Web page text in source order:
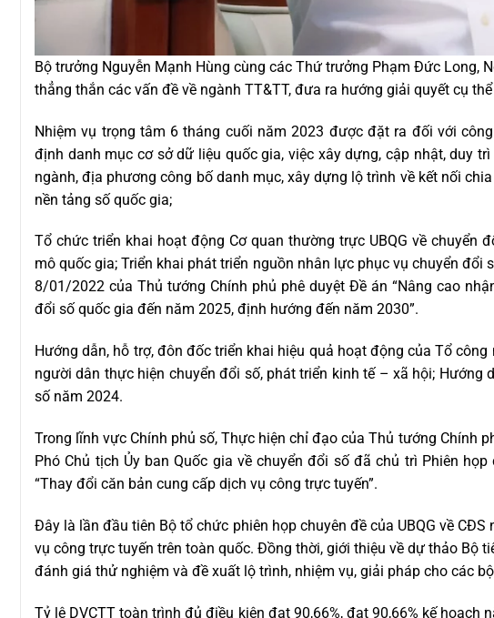
Bộ trưởng Nguyễn Mạnh Hùng cùng các Thứ trưởng Phạm Đức Long,
thẳng thắn các vấn đề về ngành TT&TT, đưa ra hướng giải quyết cụ
Nhiệm vụ trọng tâm 6 tháng cuối năm 2023 được đặt ra đối với
định danh mục cơ sở dữ liệu quốc gia, việc xây dựng, cập nhật, duy
ngành, địa phương công bố danh mục, xây dựng lộ trình về kết nối
nền tảng số quốc gia;
Tổ chức triển khai hoạt động Cơ quan thường trực UBQG về
mô quốc gia; Triển khai phát triển nguồn nhân lực phục vụ chuyển
8/01/2022 của Thủ tướng Chính phủ phê duyệt Đề án “Nâng cao
đổi số quốc gia đến năm 2025, định hướng đến năm 2030”.
Hướng dẫn, hỗ trợ, đôn đốc triển khai hiệu quả hoạt động của Tổ
người dân thực hiện chuyển đổi số, phát triển kinh tế – xã hội;
số năm 2024.
Trong lĩnh vực Chính phủ số, Thực hiện chỉ đạo của Thủ tướng Chính
Phó Chủ tịch Ủy ban Quốc gia về chuyển đổi số đã chủ trì Phiên
“Thay đổi căn bản cung cấp dịch vụ công trực tuyến”.
Đây là lần đầu tiên Bộ tổ chức phiên họp chuyên đề của UBQG về
vụ công trực tuyến trên toàn quốc. Đồng thời, giới thiệu về dự thảo Bộ
đánh giá thử nghiệm và đề xuất lộ trình, nhiệm vụ, giải pháp cho các
Tỷ lệ DVCTT toàn trình đủ điều kiện đạt 90,66%, đạt 90,66% kế